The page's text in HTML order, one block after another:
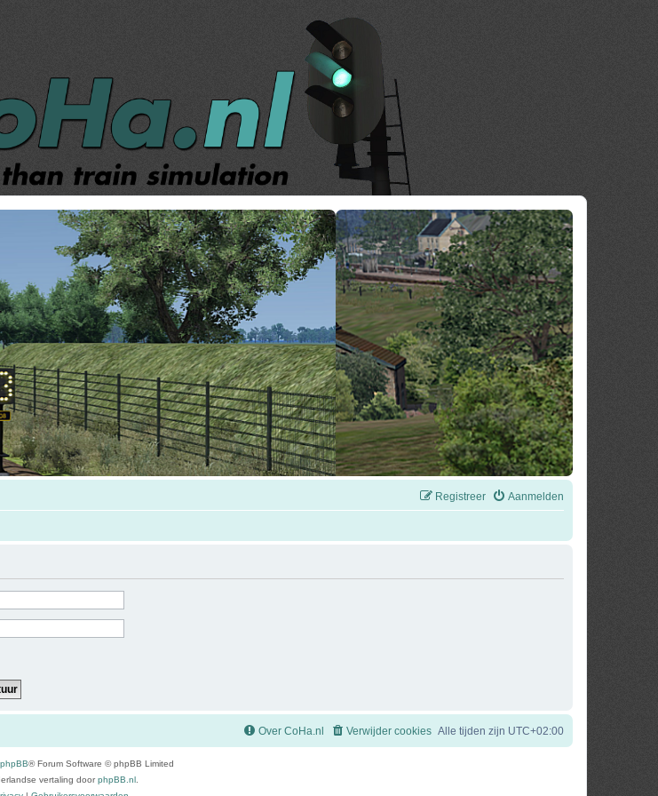
Aanmelden
Registreer
Alle tijden zijn UTC+02:00
Verwijder cookies
Over CoHa.nl
phpBB® Forum Software © phpBB Limited
vertaling doorphpBB.nl